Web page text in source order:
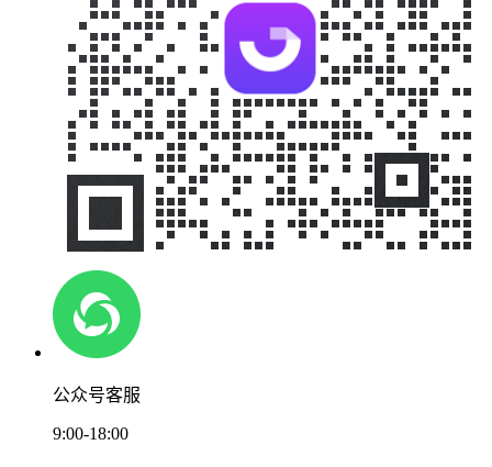
公众号客服
9:00-18:00